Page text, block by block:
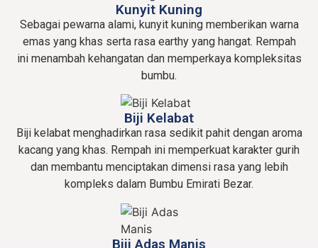
Kunyit Kuning
Sebagai pewarna alami, kunyit kuning memberikan warna
emas yang khas serta rasa earthy yang hangat. Rempah
ini menambah kehangatan dan memperkaya kompleksitas
bumbu.
Biji Kelabat
Biji kelabat menghadirkan rasa sedikit pahit dengan aroma
kacang yang khas. Rempah ini memperkuat karakter gurih
dan membantu menciptakan dimensi rasa yang lebih
kompleks dalam Bumbu Emirati Bezar.
Biji Adas Manis